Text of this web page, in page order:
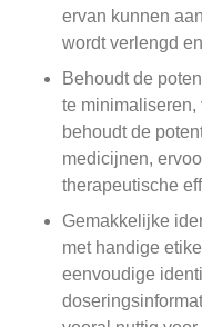
ervan kunnen
wordt verlengd
Behoudt de
te minimaliseren,
behoudt de
medicijnen,
therapeutische
Gemakkelijke
met handige
eenvoudige